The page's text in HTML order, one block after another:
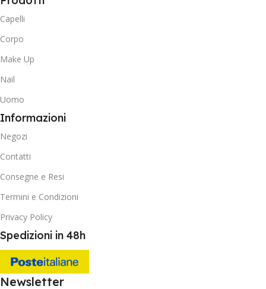
Capelli
Corpo
Make Up
Nail
Uomo
Informazioni
Negozi
Contatti
Consegne e Resi
Termini e Condizioni
Privacy Policy
Spedizioni in 48h
Newsletter